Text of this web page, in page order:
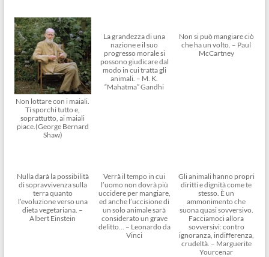
Non lottare con i maiali.
Ti sporchi tutto e,
soprattutto, ai maiali
piace.(George Bernard
Shaw)
La grandezza di una
nazione e il suo
progresso morale si
possono giudicare dal
modo in cui tratta gli
animali. – M. K.
“Mahatma” Gandhi
Non si può mangiare ciò
che ha un volto. – Paul
McCartney
Nulla darà la possibilità
di sopravvivenza sulla
terra quanto
l’evoluzione verso una
dieta vegetariana. –
Albert Einstein
Verrà il tempo in cui
l’uomo non dovrà più
uccidere per mangiare,
ed anche l’uccisione di
un solo animale sarà
considerato un grave
delitto… – Leonardo da
Vinci
Gli animali hanno propri
diritti e dignità come te
stesso. È un
ammonimento che
suona quasi sovversivo.
Facciamoci allora
sovversivi: contro
ignoranza, indifferenza,
crudeltà. – Marguerite
Yourcenar